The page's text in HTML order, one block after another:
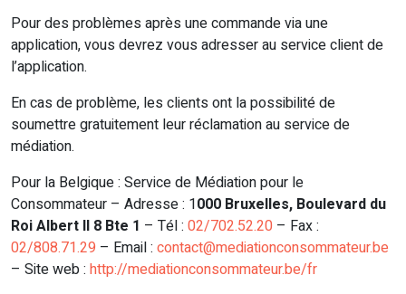
Pour des problèmes après une commande via une
application, vous devrez vous adresser au service client de
l’application.
En cas de problème, les clients ont la possibilité de
soumettre gratuitement leur réclamation au service de
médiation.
Pour la Belgique : Service de Médiation pour le
Consommateur – Adresse : 1000 Bruxelles, Boulevard du
Roi Albert II 8 Bte 1 – Tél : 02/702.52.20 – Fax :
02/808.71.29 – Email : contact@mediationconsommateur.be
– Site web : http://mediationconsommateur.be/fr